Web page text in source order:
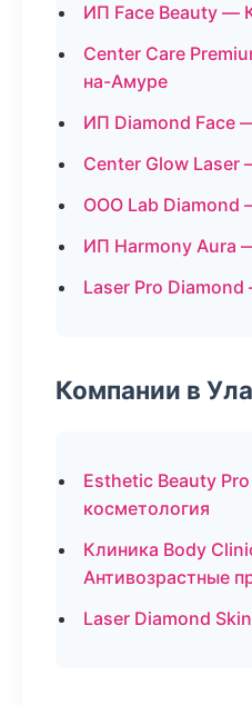
ИП Face Beauty —
Center Care
на-Амуре
ИП Diamond Face
Center Glow Laser
ООО Lab Diamond
ИП Harmony Aura
Laser Pro
Компании в
Esthetic Beauty
косметология
Клиника Body
Антивозрастные
Laser Diamond